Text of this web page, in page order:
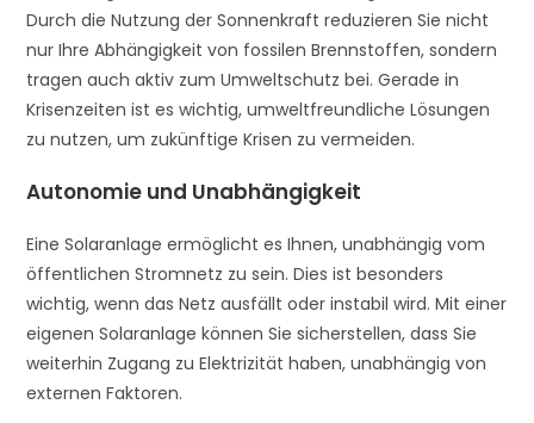
Durch die Nutzung der Sonnenkraft reduzieren Sie nicht
nur Ihre Abhängigkeit von fossilen Brennstoffen, sondern
tragen auch aktiv zum Umweltschutz bei. Gerade in
Krisenzeiten ist es wichtig, umweltfreundliche Lösungen
zu nutzen, um zukünftige Krisen zu vermeiden.
Autonomie und Unabhängigkeit
Eine Solaranlage ermöglicht es Ihnen, unabhängig vom
öffentlichen Stromnetz zu sein. Dies ist besonders
wichtig, wenn das Netz ausfällt oder instabil wird. Mit einer
eigenen Solaranlage können Sie sicherstellen, dass Sie
weiterhin Zugang zu Elektrizität haben, unabhängig von
externen Faktoren.